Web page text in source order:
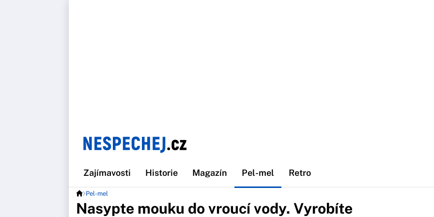
Zajímavosti Historie Magazín Pel-mel Retro
Pel-mel
Nasypte mouku do vroucí vody. Vyrobíte